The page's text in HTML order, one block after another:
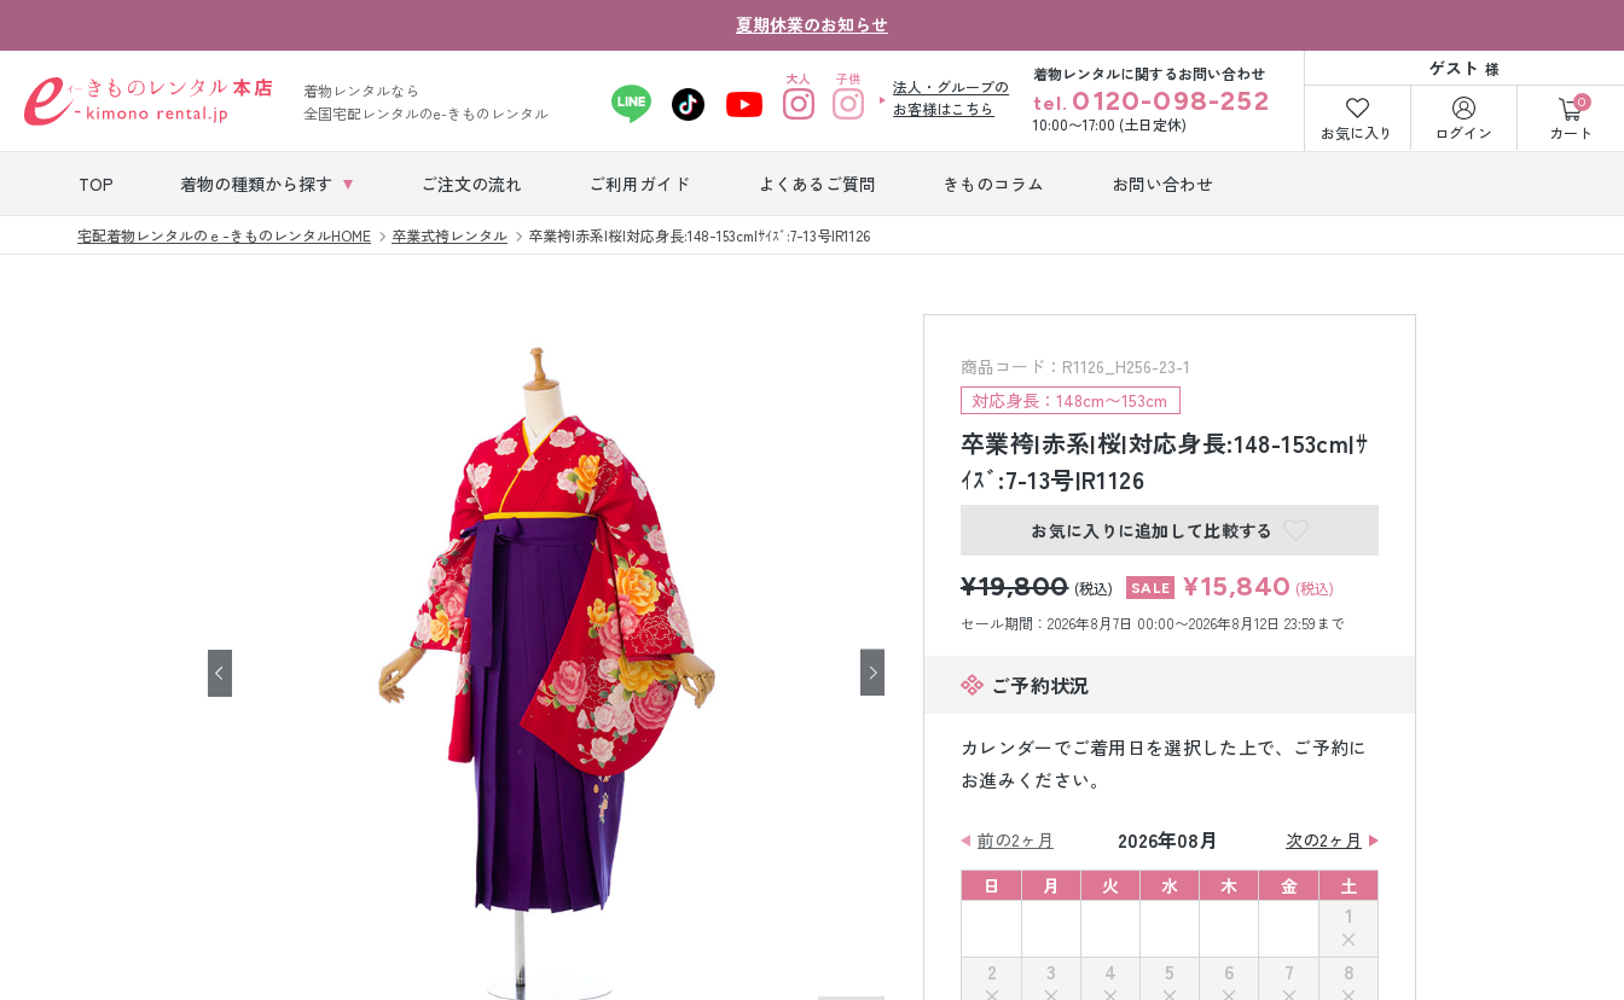
夏期休業のお知らせ
着物レンタルなら
全国宅配レンタルのe-きものレンタル
法人・グループの
お客様はこちら
着物レンタルに関するお問い合わせ
tel. 0120-098-252
10:00〜17:00 (土日定休)
ゲスト 様
お気に入り ログイン
0
カート
TOP 着物の種類から探す ご注文の流れ ご利用ガイド よくあるご質問 きものコラム お問い合わせ
七五三レンタル 振袖レンタル
卒業式袴レンタ
ル
産着レンタル
レンタル
ンタル
タル
男性礼装レンタ
ル
色打掛&紋付袴
レンタル
白無垢&紋付袴
小物販売品
宅配着物レンタルのｅ-きものレンタルHOME 卒業式袴レンタル 卒業袴|赤系|桜|対応身長:148-153cm|ｻｲｽﾞ:7-13号|R1126
商品コード：R1126_H256-23-1
対応身長：148cm〜153cm
卒業袴|赤系|桜|対応身長:148-153cm|ｻ
ｲｽﾞ:7-13号|R1126
お気に入りに追加して比較する
¥19,800 (税込) ¥15,840 (税込)
セール期間：2026年8月7日 00:00〜2026年8月12日 23:59まで
ご予約状況
カレンダーでご着用日を選択した上で、ご予約に
お進みください。
前の2ヶ月 2026年08月
次の2ヶ月
日
月 火 水 木 金 土
1
2
3 4 5 6 7
8